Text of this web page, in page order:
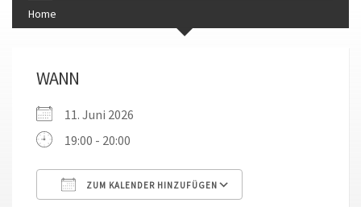
Home
WANN
11. Juni 2026
19:00 - 20:00
ZUM KALENDER HINZUFÜGEN